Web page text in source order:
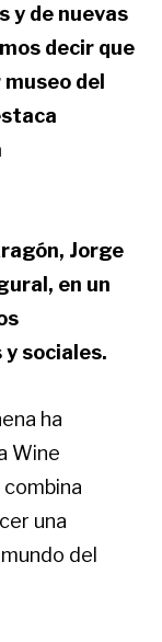
y de nuevas
decir que
del
Jorge
en un
sociales.
ha
Wine
una
del